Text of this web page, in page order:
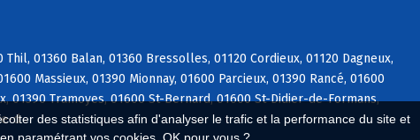
des statistiques afin d'analyser le trafic et la performance du site et
01360 Balan, 01360 Bressolles, 01120 Cordieux, 01120 Dagneux,
Massieux, 01390 Mionnay, 01600 Parcieux, 01390 Rancé, 01600
01390 Tramoyes, 01600 St-Bernard, 01600 St-Didier-de-Formans,
d